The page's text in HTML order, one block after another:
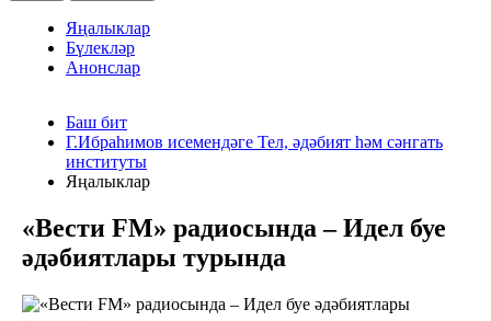
Яңалыклар
Бүлекләр
Анонслар
Баш бит
Г.Ибраһимов исемендәге Тел, әдәбият һәм сәнгать
институты
Яңалыклар
«Вести FM» радиосында – Идел буе
әдәбиятлары турында